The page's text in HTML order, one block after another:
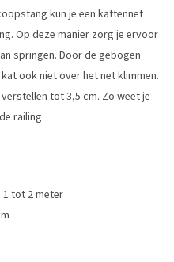
kun je een kattennet
Op deze manier zorg je ervoor
springen. Door de gebogen
ook niet over het net klimmen.
tot 3,5 cm. Zo weet je
railing.
1 tot 2 meter